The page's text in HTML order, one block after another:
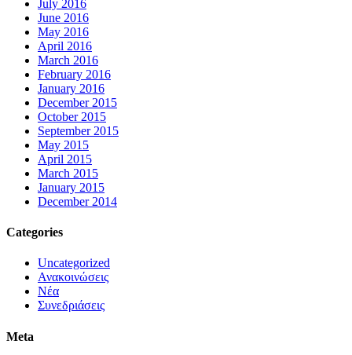
July 2016
June 2016
May 2016
April 2016
March 2016
February 2016
January 2016
December 2015
October 2015
September 2015
May 2015
April 2015
March 2015
January 2015
December 2014
Categories
Uncategorized
Ανακοινώσεις
Νέα
Συνεδριάσεις
Meta